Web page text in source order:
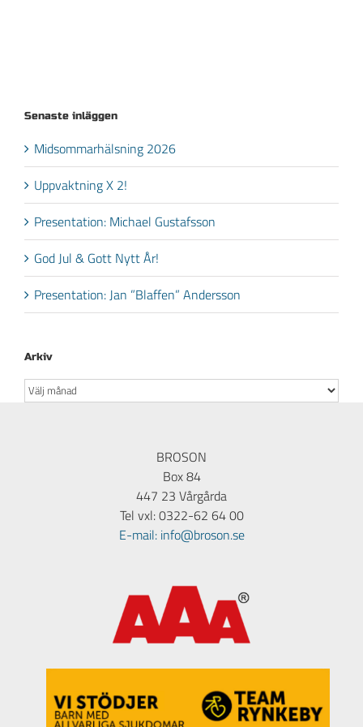
Senaste inläggen
Midsommarhälsning 2026
Uppvaktning X 2!
Presentation: Michael Gustafsson
God Jul & Gott Nytt År!
Presentation: Jan ”Blaffen” Andersson
Arkiv
Arkiv
BROSON
Box 84
447 23 Vårgårda
Tel vxl: 0322-62 64 00
E-mail: info@broson.se